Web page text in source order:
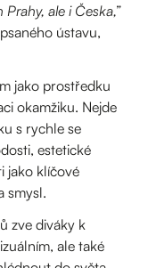
ale i Česka,”
ústavu,
jako prostředku
okamžiku. Nejde
s rychle se
estetické
jako klíčové
smysl.
zve diváky k
ale také